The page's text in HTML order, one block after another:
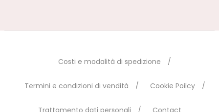
Costi e modalità di spedizione
Termini e condizioni di vendità Cookie Poilcy
Trattamento dati personali Contact